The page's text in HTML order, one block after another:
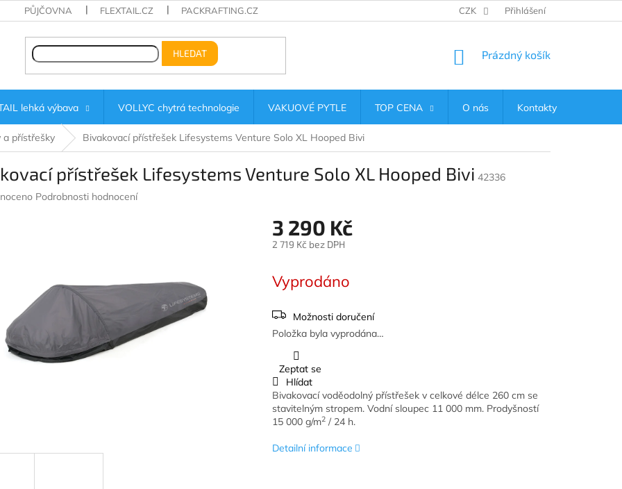
PŮJČOVNA FLEXTAIL.CZ PACKRAFTING.CZ CZK Přihlášení
HLEDAT
NÁKUPNÍ
Prázdný košík
lehká výbava VOLLYC chytrá technologie VAKUOVÉ PYTLE TOP CENA O nás Kontakty
a přístřešky Bivakovací přístřešek Lifesystems Venture Solo XL Hooped Bivi
přístřešek Lifesystems Venture Solo XL Hooped Bivi 42336
Podrobnosti hodnocení
3 290 Kč
2 719 Kč bez DPH
cena:
Vyprodáno
Možnosti doručení
Položka byla vyprodána…
Bivakovací voděodolný přístřešek v celkové délce 260 cm se
stavitelným stropem. Vodní sloupec 11 000 mm. Prodyšností
15 000 g/m2/ 24 h.
Detailní informace
Zeptat se
Hlídat